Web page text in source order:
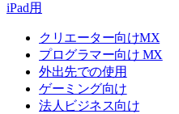
iPad用
クリエーター向けMX
プログラマー向け MX
外出先での使用
ゲーミング向け
法人ビジネス向け